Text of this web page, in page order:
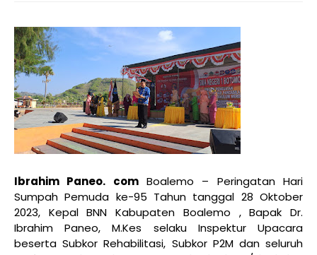
Ibrahim Paneo. comBoalemo – Peringatan Hari
Sumpah Pemuda ke-95 Tahun tanggal 28 Oktober
2023, Kepal BNN Kabupaten Boalemo , Bapak Dr.
Ibrahim Paneo, M.Kes selaku Inspektur Upacara
beserta Subkor Rehabilitasi, Subkor P2M dan seluruh